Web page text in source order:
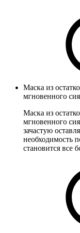
Маска из
мгновенного
Маска из
мгновенного
зачастую
необходимость
становится все